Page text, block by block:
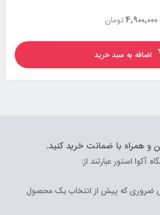
تومان4,900,000
اضافه به سبد خرید
و همراه با ضمانت خرید کنید.
استور عبارتند از:
ضروری که پیش از انتخاب یک محصول